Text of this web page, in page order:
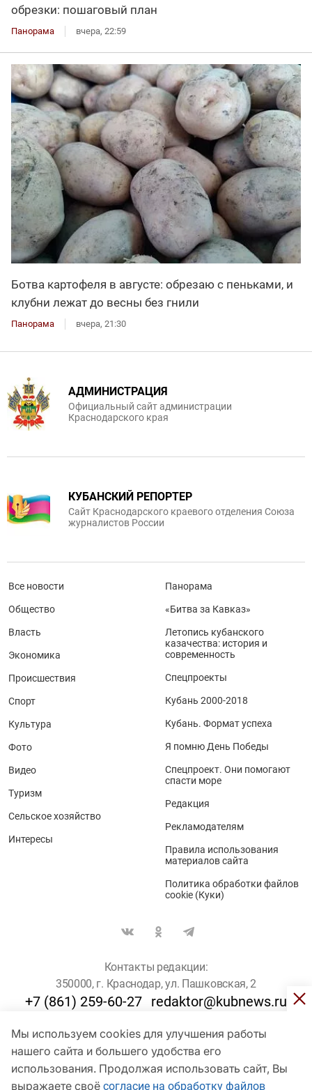
обрезки: пошаговый план
Панорама вчера, 22:59
Ботва картофеля в августе: обрезаю с пеньками, и
клубни лежат до весны без гнили
Панорама вчера, 21:30
Мы используем cookies для улучшения работы
нашего сайта и большего удобства его
использования. Продолжая использовать сайт, Вы
выражаете своё согласие на обработку файлов
АДМИНИСТРАЦИЯ
Официальный сайт администрации
Краснодарского края
КУБАНСКИЙ РЕПОРТЕР
Сайт Краснодарского краевого отделения Союза
журналистов России
Все новости
Общество
Власть
Экономика
Происшествия
Спорт
Культура
Фото
Видео
Туризм
Сельское хозяйство
Интересы
Панорама
«Битва за Кавказ»
Летопись кубанского
казачества: история и
современность
Спецпроекты
Кубань 2000-2018
Кубань. Формат успеха
Я помню День Победы
Спецпроект. Они помогают
спасти море
Редакция
Рекламодателям
Правила использования
материалов сайта
Политика обработки файлов
cookie (Куки)
Контакты редакции:
350000, г. Краснодар, ул. Пашковская, 2
+7 (861) 259-60-27 redaktor@kubnews.ru
Для пользователей старше 16 лет
© Кубанские Новости, 2017
Сетевое издание «kubnews» зарегистрировано Федеральной